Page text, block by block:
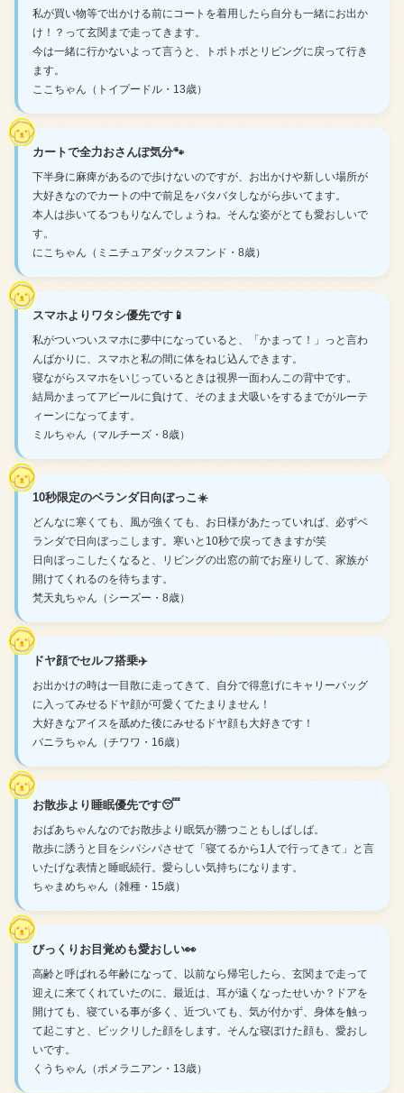
私が買い物等で出かける前にコートを着用したら自分も一緒にお出か
け！？って玄関まで走ってきます。
今は一緒に行かないよって言うと、トボトボとリビングに戻って行き
ます。
ここちゃん（トイプードル・13歳）
カートで全力おさんぽ気分🐾
下半身に麻痺があるので歩けないのですが、お出かけや新しい場所が
大好きなのでカートの中で前足をバタバタしながら歩いてます。
本人は歩いてるつもりなんでしょうね。そんな姿がとても愛おしいで
す。
にこちゃん（ミニチュアダックスフンド・8歳）
スマホよりワタシ優先です📱
私がついついスマホに夢中になっていると、「かまって！」っと言わ
んばかりに、スマホと私の間に体をねじ込んできます。
寝ながらスマホをいじっているときは視界一面わんこの背中です。
結局かまってアピールに負けて、そのまま犬吸いをするまでがルーテ
ィーンになってます。
ミルちゃん（マルチーズ・8歳）
10秒限定のベランダ日向ぼっこ☀️
どんなに寒くても、風が強くても、お日様があたっていれば、必ずベ
ランダで日向ぼっこします。寒いと10秒で戻ってきますが笑
日向ぼっこしたくなると、リビングの出窓の前でお座りして、家族が
開けてくれるのを待ちます。
梵天丸ちゃん（シーズー・8歳）
ドヤ顔でセルフ搭乗✈️
お出かけの時は一目散に走ってきて、自分で得意げにキャリーバッグ
に入ってみせるドヤ顔が可愛くてたまりません！
大好きなアイスを舐めた後にみせるドヤ顔も大好きです！
バニラちゃん（チワワ・16歳）
お散歩より睡眠優先です😴
おばあちゃんなのでお散歩より眠気が勝つこともしばしば。
散歩に誘うと目をシパシパさせて「寝てるから1人で行ってきて」と言
いたげな表情と睡眠続行。愛らしい気持ちになります。
ちゃまめちゃん（雑種・15歳）
びっくりお目覚めも愛おしい👀
高齢と呼ばれる年齢になって、以前なら帰宅したら、玄関まで走って
迎えに来てくれていたのに、最近は、耳が遠くなったせいか？ドアを
開けても、寝ている事が多く、近づいても、気が付かず、身体を触っ
て起こすと、ビックリした顔をします。そんな寝ぼけた顔も、愛おし
いです。
くうちゃん（ポメラニアン・13歳）